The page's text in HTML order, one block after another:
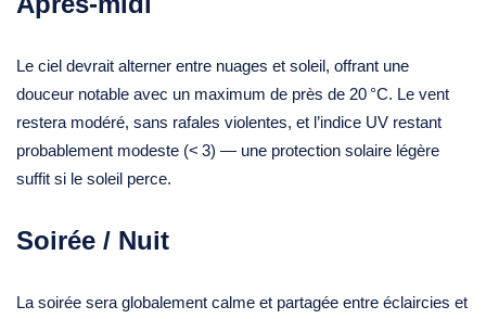
Le ciel devrait alterner entre nuages et soleil, offrant une
douceur notable avec un maximum de près de 20 °C. Le vent
restera modéré, sans rafales violentes, et l’indice UV restant
probablement modeste (< 3) — une protection solaire légère
suffit si le soleil perce.
Soirée / Nuit
La soirée sera globalement calme et partagée entre éclaircies et